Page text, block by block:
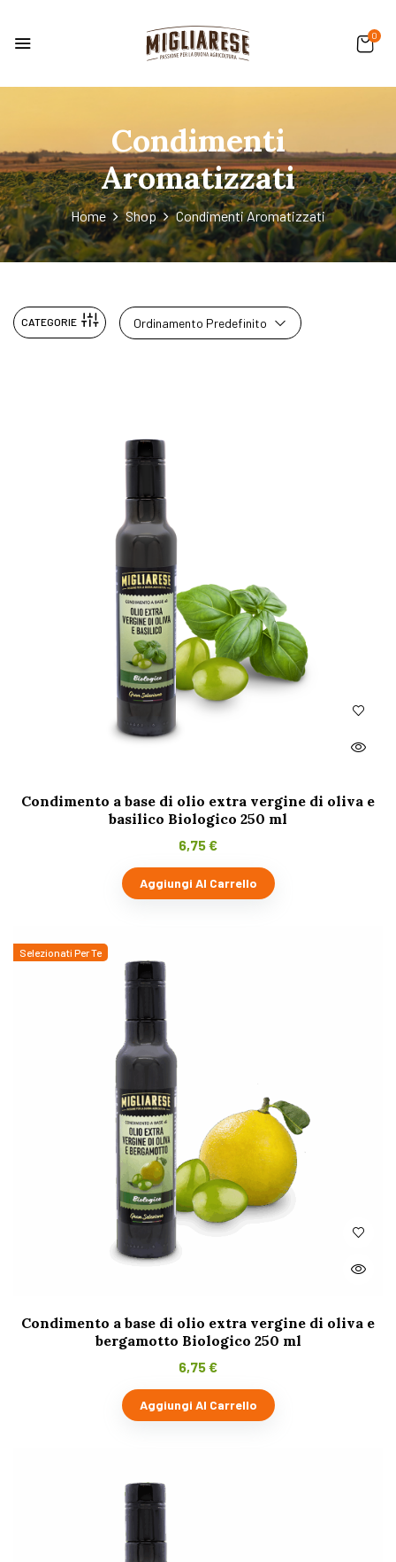
0
Condimenti
Aromatizzati
Home Shop Condimenti Aromatizzati
CATEGORIE Ordinamento Predefinito
Condimento a base di olio extra vergine di oliva e
basilico Biologico 250 ml
6,75€
Aggiungi Al Carrello
Selezionati Per Te
Condimento a base di olio extra vergine di oliva e
bergamotto Biologico 250 ml
6,75€
Aggiungi Al Carrello